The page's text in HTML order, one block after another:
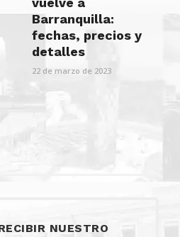
Barranquilla:
fechas, precios y
detalles
22 de marzo de 2023
NUESTRO